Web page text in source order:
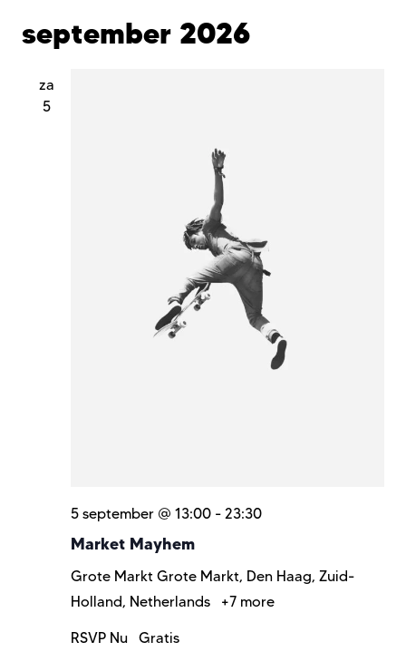
september 2026
za
5
Market Mayhem
5 september @ 13:00 - 23:30
Grote Markt Grote Markt, Den Haag, Zuid-
Holland, Netherlands
+7 more
RSVP Nu Gratis